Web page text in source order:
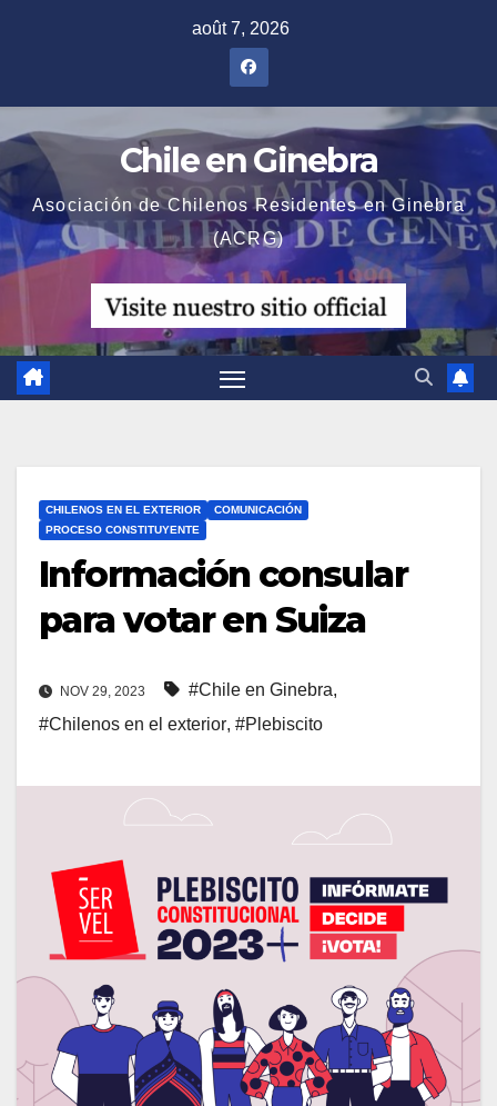
août 7, 2026
Chile en Ginebra
Asociación de Chilenos Residentes en Ginebra
(ACRG)
CHILENOS EN EL EXTERIOR
COMUNICACIÓN
PROCESO CONSTITUYENTE
Información consular
para votar en Suiza
NOV 29, 2023 #Chile en Ginebra,
#Chilenos en el exterior, #Plebiscito